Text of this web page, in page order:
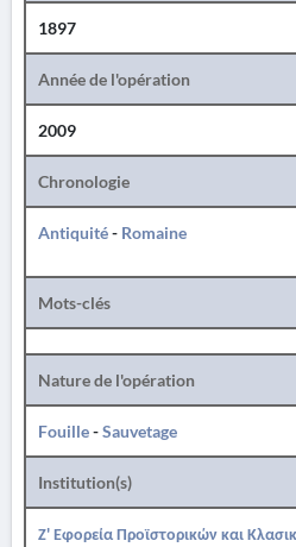
1897
Année de l'opération
2009
Chronologie
Antiquité- Romaine
Mots-clés
Nature de l'opération
Fouille-Sauvetage
Institution(s)
Ζ' Εφορεία Προϊστορικών και